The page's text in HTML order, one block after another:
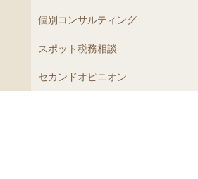
個別コンサルティング
スポット税務相談
セカンドオピニオン